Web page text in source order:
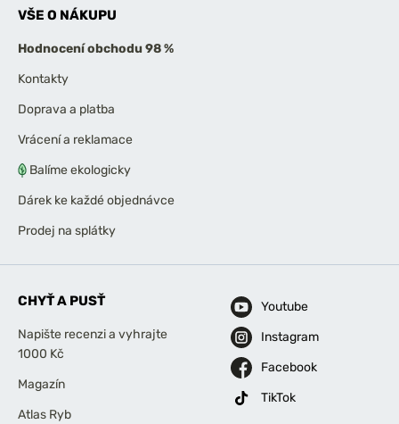
VŠE O NÁKUPU
Hodnocení obchodu 98 %
Kontakty
Doprava a platba
Vrácení a reklamace
Balíme ekologicky
Dárek ke každé objednávce
Prodej na splátky
CHYŤ A PUSŤ
Napište recenzi a vyhrajte
1000 Kč
Magazín
Atlas Ryb
Youtube
Instagram
Facebook
TikTok